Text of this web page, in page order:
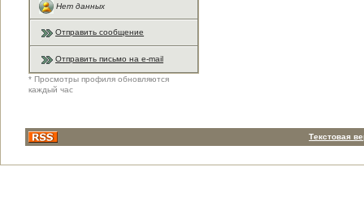
Нет данных
Отправить сообщение
Отправить письмо на e-mail
* Просмотры профиля обновляются
каждый час
Текстовая